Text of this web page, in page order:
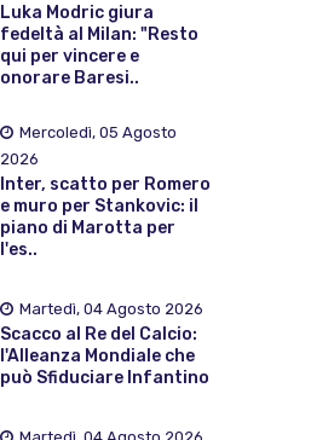
Luka Modric giura
fedeltà al Milan: "Resto
qui per vincere e
onorare Baresi..
Mercoledì, 05 Agosto
2026
Inter, scatto per Romero
e muro per Stankovic: il
piano di Marotta per
l'es..
Martedì, 04 Agosto 2026
Scacco al Re del Calcio:
l'Alleanza Mondiale che
può Sfiduciare Infantino